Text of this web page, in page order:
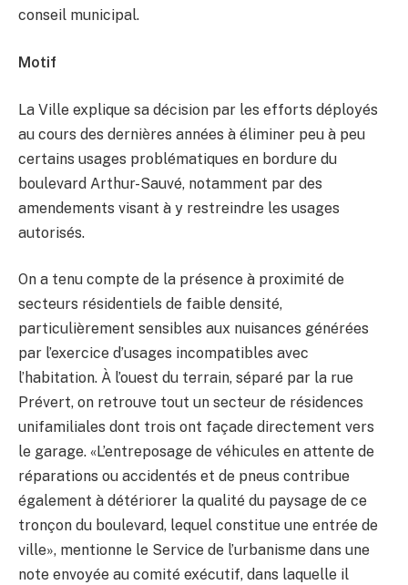
conseil municipal.
Motif
La Ville explique sa décision par les efforts déployés
au cours des dernières années à éliminer peu à peu
certains usages problématiques en bordure du
boulevard Arthur-Sauvé, notamment par des
amendements visant à y restreindre les usages
autorisés.
On a tenu compte de la présence à proximité de
secteurs résidentiels de faible densité,
particulièrement sensibles aux nuisances générées
par l’exercice d’usages incompatibles avec
l’habitation. À l’ouest du terrain, séparé par la rue
Prévert, on retrouve tout un secteur de résidences
unifamiliales dont trois ont façade directement vers
le garage. «L’entreposage de véhicules en attente de
réparations ou accidentés et de pneus contribue
également à détériorer la qualité du paysage de ce
tronçon du boulevard, lequel constitue une entrée de
ville», mentionne le Service de l’urbanisme dans une
note envoyée au comité exécutif, dans laquelle il